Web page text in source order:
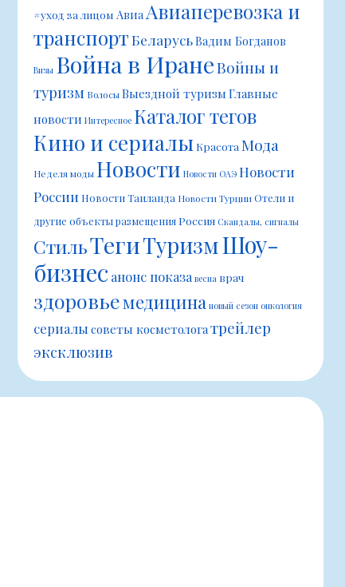
#уход за лицом Авиа Авиаперевозка и
транспортБеларусьВадим Богданов
Визы Война в ИранеВойны и
туризм ВолосыВыездной туризмГлавные
новости Интересное Каталог тегов
Кино и сериалыКрасота Мода
Неделя моды Новости Новости ОАЭ Новости
России Новости Таиланда Новости ТурцииОтели и
другие объекты размещенияРоссия Скандалы, сигналы
СтильТегиТуризмШоу-
бизнес анонс показа весна врач
здоровьемедицина новый сезон онкология
сериалы советы косметологатрейлер
эксклюзив